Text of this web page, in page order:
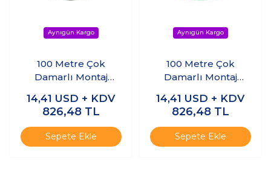
100 Metre Çok
Damarlı Montaj
14,41 USD + KDV
826,48 TL
Sepete Ekle
100 Metre Çok
Damarlı Montaj
14,41 USD + KDV
826,48 TL
Sepete Ekle